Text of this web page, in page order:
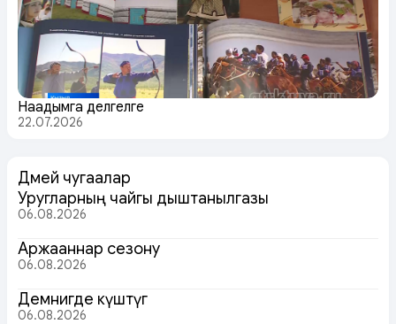
Наадымга делгелге
22.07.2026
Дөмей чугаалар
Уругларның чайгы дыштанылгазы
06.08.2026
Аржааннар сезону
06.08.2026
Демнигде күштүг
06.08.2026